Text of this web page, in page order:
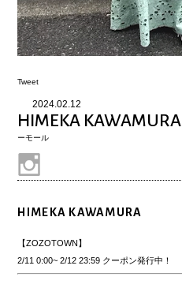
Tweet
2024.02.12
HIMEKA KAWAMURA
ーモール
HIMEKA KAWAMURA
【ZOZOTOWN】
2/11 0:00~ 2/12 23:59 クーポン発行中！